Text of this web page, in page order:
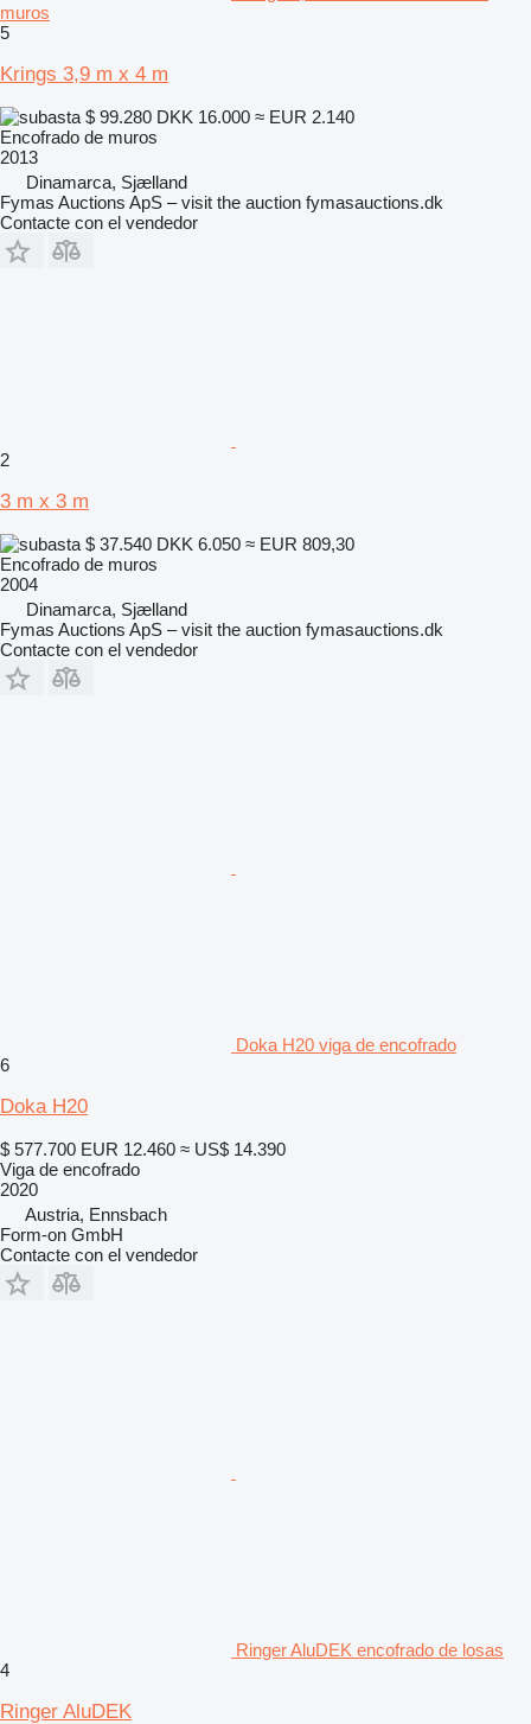
muros
5
Krings 3,9 m x 4 m
$ 99.280 DKK 16.000 ≈ EUR 2.140
Encofrado de muros
2013
Dinamarca, Sjælland
Fymas Auctions ApS – visit the auction fymasauctions.dk
Contacte con el vendedor
2
3 m x 3 m
$ 37.540 DKK 6.050 ≈ EUR 809,30
Encofrado de muros
2004
Dinamarca, Sjælland
Fymas Auctions ApS – visit the auction fymasauctions.dk
Contacte con el vendedor
Doka H20 viga de encofrado
6
Doka H20
$ 577.700 EUR 12.460 ≈ US$ 14.390
Viga de encofrado
2020
Austria, Ennsbach
Form-on GmbH
Contacte con el vendedor
Ringer AluDEK encofrado de losas
4
Ringer AluDEK